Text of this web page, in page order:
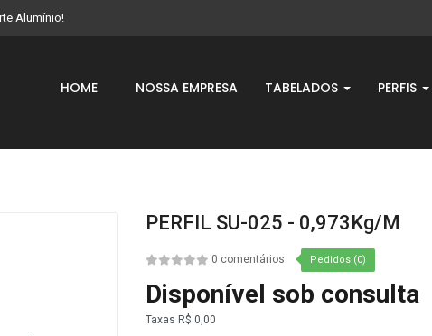
Alumínio!
HOME NOSSA EMPRESA TABELADOS PERFIS
PERFIL SU-025 - 0,973Kg/m
0 comentários Pedidos (0)
Disponível sob consulta
Taxas R$ 0,00